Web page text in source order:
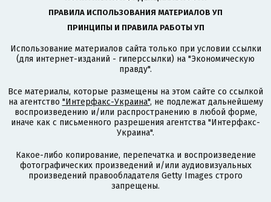
ПРАВИЛА ИСПОЛЬЗОВАНИЯ МАТЕРИАЛОВ УП
ПРИНЦИПЫ И ПРАВИЛА РАБОТЫ УП
Использование материалов сайта только при условии ссылки
(для интернет-изданий - гиперссылки) на "Экономическую
правду".
Все материалы, которые размещены на этом сайте со ссылкой
на агентство "Интерфакс-Украина", не подлежат дальнейшему
воспроизведению и/или распространению в любой форме,
иначе как с письменного разрешения агентства "Интерфакс-
Украина".
Какое-либо копирование, перепечатка и воспроизведение
фотографических произведений и/или аудиовизуальных
произведений правообладателя Getty Images строго
запрещены.